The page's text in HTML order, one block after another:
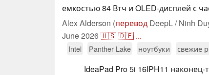
емкостью 84 Втч и OLED-дисплей с
Alex Alderson (перевод DeepL / Ninh
June 2026🇺🇸🇩🇪 ...
Intel Panther Lake ноутбуки свежие
IdeaPad Pro 5i 16IPH11 наконец-